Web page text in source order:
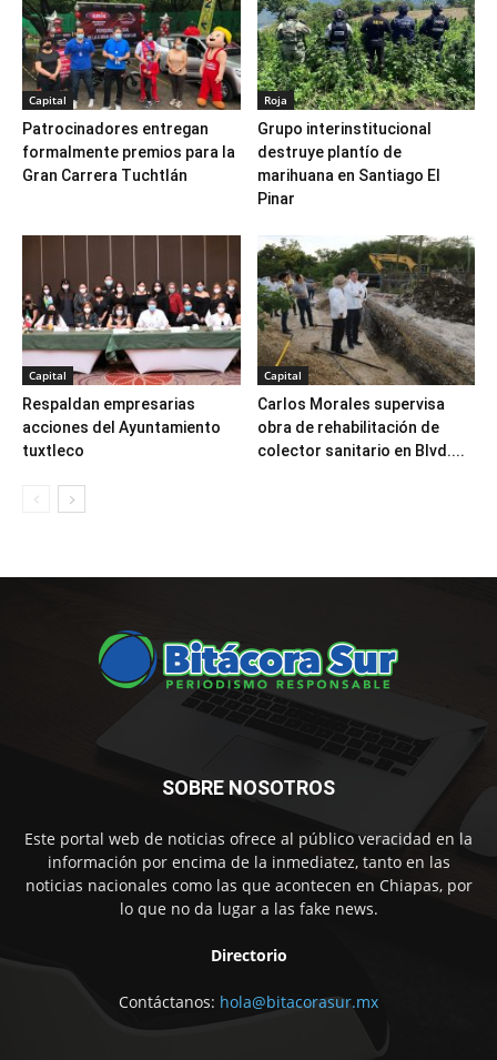
Capital
Patrocinadores entregan
formalmente premios para la
Gran Carrera Tuchtlán
Roja
Grupo interinstitucional
destruye plantío de
marihuana en Santiago El
Pinar
Capital
Respaldan empresarias
acciones del Ayuntamiento
tuxtleco
Capital
Carlos Morales supervisa
obra de rehabilitación de
colector sanitario en Blvd....
SOBRE NOSOTROS
Este portal web de noticias ofrece al público veracidad en la
información por encima de la inmediatez, tanto en las
noticias nacionales como las que acontecen en Chiapas, por
lo que no da lugar a las fake news.
Directorio
Contáctanos: hola@bitacorasur.mx